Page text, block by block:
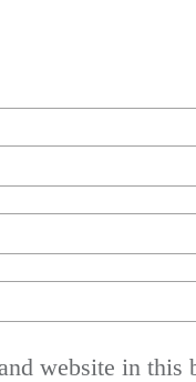
website in